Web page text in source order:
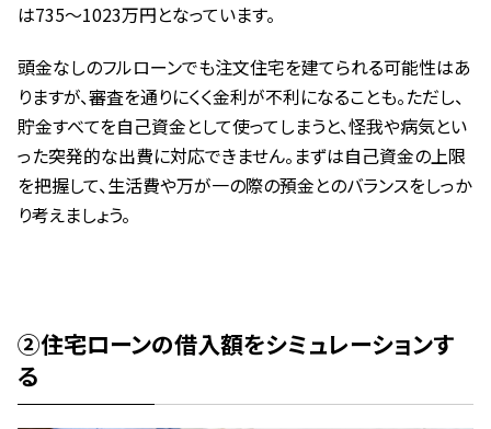
は735～1023万円となっています。
頭金なしのフルローンでも注文住宅を建てられる可能性はあ
りますが、審査を通りにくく金利が不利になることも。ただし、
貯金すべてを自己資金として使ってしまうと、怪我や病気とい
った突発的な出費に対応できません。まずは自己資金の上限
を把握して、生活費や万が一の際の預金とのバランスをしっか
り考えましょう。
②住宅ローンの借入額をシミュレーションす
る